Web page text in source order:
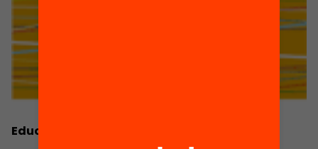
Educació i conflictes interculturals